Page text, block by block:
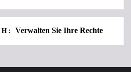
Verwalten Sie Ihre Rechte